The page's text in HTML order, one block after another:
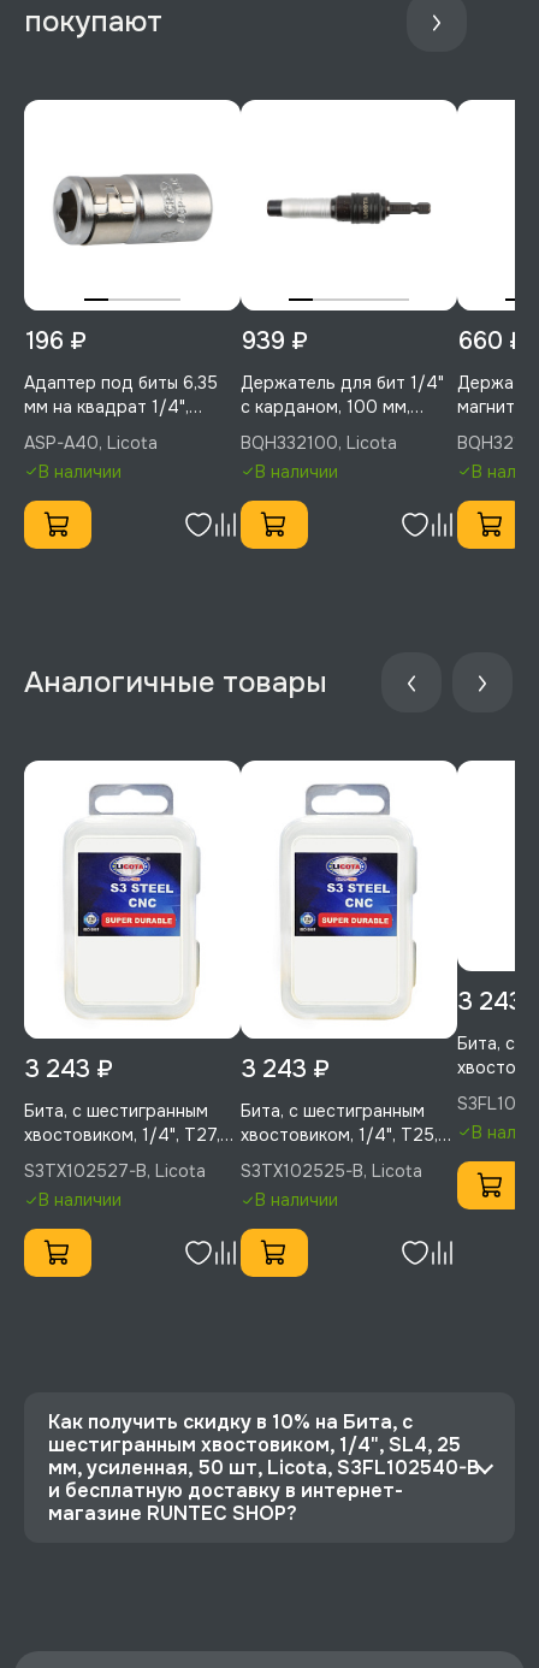
покупают
196 ₽
Адаптер под биты 6,35
мм на квадрат 1/4",
Licota, ASP-A40
ASP-A40, Licota
В наличии
939 ₽
Держатель для бит 1/4"
с карданом, 100 мм,
Licota, BQH332100
BQH332100, Licota
В наличии
660 ₽
мм,
В
3 243 ₽
Бита, с шестигранным
хвостовиком, 1/4", T27,
25 мм, усиленная, 50 шт,
Licota, S3TX102527-B
S3TX102527-B, Licota
В наличии
3 243 ₽
Бита, с шестигранным
хвостовиком, 1/4", T25,
25 мм, усиленная, 50 шт,
Licota, S3TX102525-B
S3TX102525-B, Licota
В наличии
3 243
Бита, с
25 мм,
Licota,
В
Как получить скидку в 10% на Бита, с
шестигранным хвостовиком, 1/4", SL4, 25
мм, усиленная, 50 шт, Licota, S3FL102540-B
и бесплатную доставку в интернет-
магазине RUNTEC SHOP?